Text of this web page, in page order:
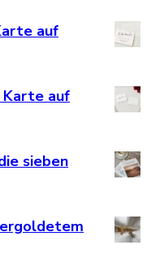
auf
Karte auf
sieben